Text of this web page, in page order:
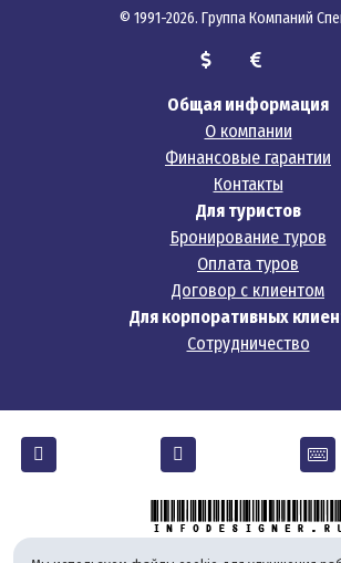
© 1991-2026. Группа Компаний
Общая информация
О компании
Финансовые гарантии
Контакты
Для туристов
Бронирование туров
Оплата туров
Договор с клиентом
Для корпоративных
Сотрудничество